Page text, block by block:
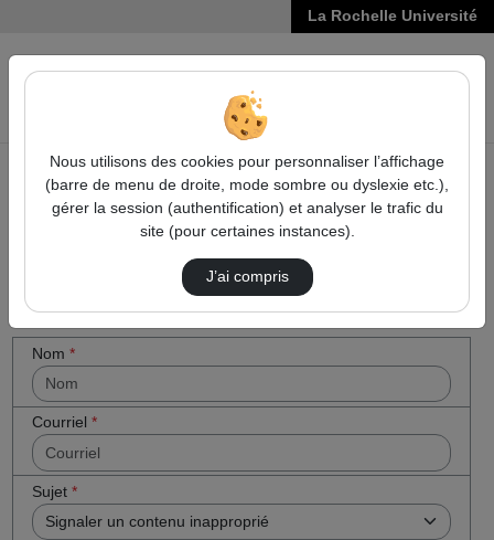
La Rochelle Université
VIDÉOS
Accueil Contactez nous
Contactez nous
Votre message
Nom *
Courriel *
Sujet *
Cocher
cette case
(obligatoire)
Nous utilisons des cookies pour personnaliser l’affichage
(barre de menu de droite, mode sombre ou dyslexie etc.),
gérer la session (authentification) et analyser le trafic du
site (pour certaines instances).
J’ai compris